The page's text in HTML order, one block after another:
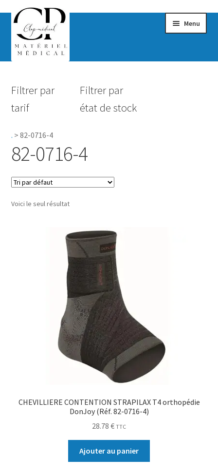
Menu
Hygiène
Accessoires Salle de bain
Filtrer par
tarif
Filtrer par
état de stock
. > 82-0716-4
82-0716-4
Voici le seul résultat
CHEVILLIERE CONTENTION STRAPILAX T4 orthopédie
DonJoy (Réf. 82-0716-4)
28.78 € TTC
Ajouter au panier